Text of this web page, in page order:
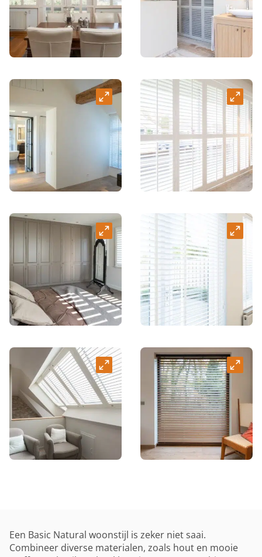
Een Basic Natural woonstijl is zeker niet saai.
Combineer diverse materialen, zoals hout en mooie